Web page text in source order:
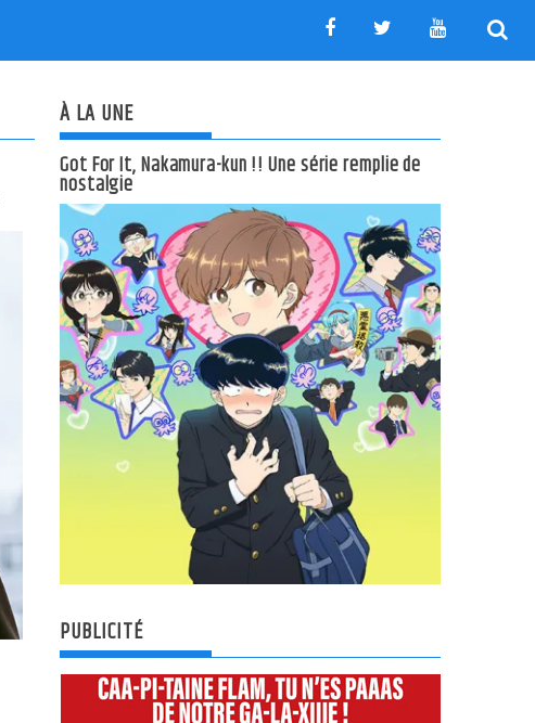
À LA UNE
Got For It, Nakamura-kun !! Une série remplie de
nostalgie
PUBLICITÉ